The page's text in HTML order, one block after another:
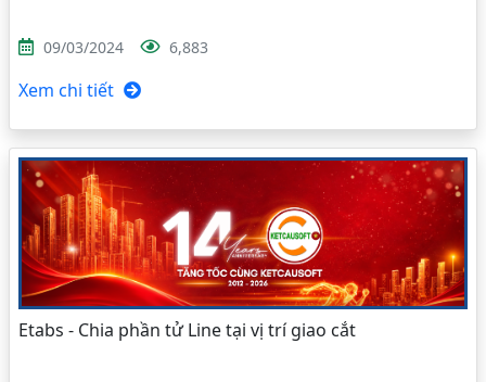
09/03/2024 6,883
Xem chi tiết
Etabs - Chia phần tử Line tại vị trí giao cắt